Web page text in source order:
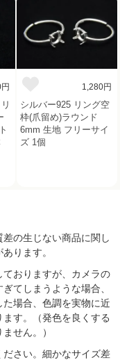
1,280円
シルバー925 リング空
枠(爪留め)ラウンド
6mm 生地 フリーサイ
ズ 1個
の生じない商品に関し
ります。
おりますが、カメラの
てしまうような場合、
場合、色調を実物に近
す。（発色を良くする
せん。）
さい。細かなサイズ差